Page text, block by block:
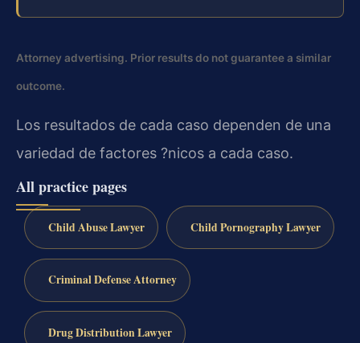
Attorney advertising. Prior results do not guarantee a similar
outcome.
Los resultados de cada caso dependen de una
variedad de factores ?nicos a cada caso.
All practice pages
Child Abuse Lawyer Child Pornography Lawyer
Criminal Defense Attorney
Drug Distribution Lawyer